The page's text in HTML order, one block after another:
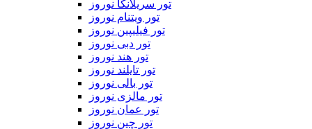
تور سریلانکا نوروز
تور ویتنام نوروز
تور فیلیپین نوروز
تور دبی نوروز
تور هند نوروز
تور تایلند نوروز
تور بالی نوروز
تور مالزی نوروز
تور عمان نوروز
تور چین نوروز